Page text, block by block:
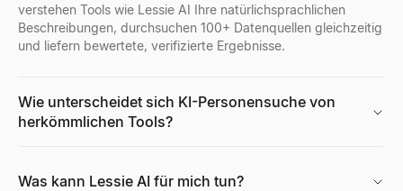
verstehen Tools wie Lessie AI Ihre natürlichsprachlichen
Beschreibungen, durchsuchen 100+ Datenquellen gleichzeitig
und liefern bewertete, verifizierte Ergebnisse.
Wie unterscheidet sich KI-Personensuche von
herkömmlichen Tools?
Was kann Lessie AI für mich tun?